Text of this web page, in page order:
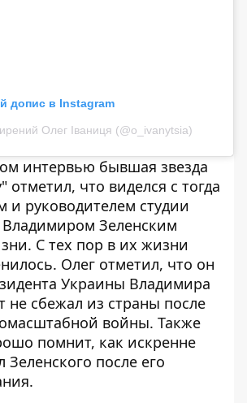
допис в Instagram
Олег Іваниця (@o_ivanytsia)
интервью бывшая звезда
что виделся с тогда
руководителем студии
Владимиром Зеленским
С тех пор в их жизни
Олег отметил, что он
Украины Владимира
не сбежал из страны после
войны. Также
помнит, как искренне
Зеленского после его